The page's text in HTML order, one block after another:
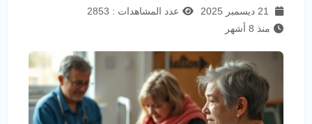
عدد المشاهدات : 2853
منذ 8 أشهر